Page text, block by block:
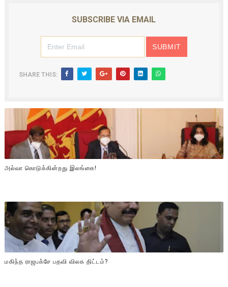
SUBSCRIBE VIA EMAIL
SHARE THIS:
அல்வா கொடுக்கின்றது இலங்கை!
மகிந்த ராஜபக்சே பதவி விலக திட்டம்?